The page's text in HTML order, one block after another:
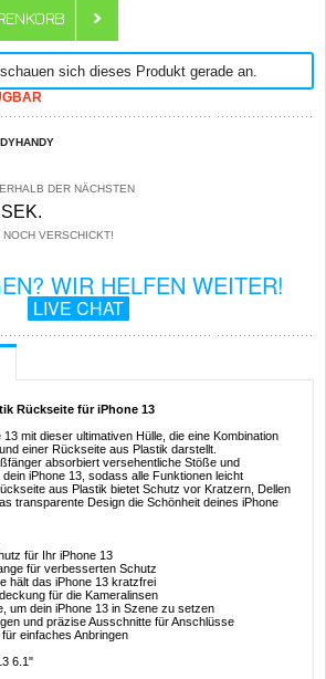
schauen sich dieses Produkt gerade an.
DER NÄCHSTEN
VERSCHICKT!
WIR HELFEN WEITER!
LIVE CHAT
Rückseite für iPhone 13
mit dieser ultimativen Hülle, die eine Kombination
einer Rückseite aus Plastik darstellt.
absorbiert versehentliche Stöße und
iPhone 13, sodass alle Funktionen leicht
aus Plastik bietet Schutz vor Kratzern, Dellen
transparente Design die Schönheit deines iPhone
für Ihr iPhone 13
für verbesserten Schutz
hält das iPhone 13 kratzfrei
für die Kameralinsen
um dein iPhone 13 in Szene zu setzen
und präzise Ausschnitte für Anschlüsse
einfaches Anbringen
6.1"